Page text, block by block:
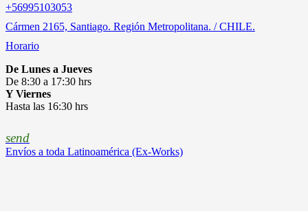
‎+56995103053
Cármen 2165, Santiago. Región Metropolitana. / CHILE.
Horario
De Lunes a Jueves
De 8:30 a 17:30 hrs
Y Viernes
Hasta las 16:30 hrs
send
Envíos a toda Latinoamérica (Ex-Works)